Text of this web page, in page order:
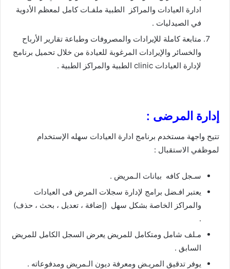
ادارة العيادات والمراكز الطبية ملفـات كامل لمعظم الأدوية
في الصيدليات .
متابعة كاملة للإيرادات والمصروفات وطباعة تقارير الأرباح
والخسائر والإيرادات المرغوبة للعيادة من خلال تحميل برنامج
لإدارة العيادات clinic الطبية والمراكز الطبية .
إدارة المرضى :
تتيح واجهة مستخدم برنامج ادارة العيادات سهله الإستخدام
لموظفي الاستقبال :
سـجل كافه بيانات الـمريض .
يعتبر افـضل برامج لإدارة سجلات المرض فى العيادات
والمراكز الخاصة بشكل سهل (إضافة ، تعديل ، بحث ، حذف)
.
مـلف شامل ومتكامل للمريض يعرض السجل الكامل للمريض
السابق .
يوفر تدقيق المريـض ومعرفة ديون الـمريض ومدفوعاته .